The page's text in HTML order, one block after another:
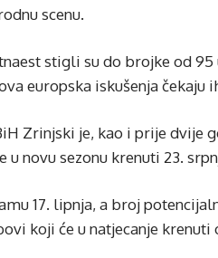
scenu.
stigli su do brojke od
europska iskušenja čekaju
Zrinjski je, kao i prije dvije
u novu sezonu krenuti 23.
17. lipnja, a broj
koji će u natjecanje